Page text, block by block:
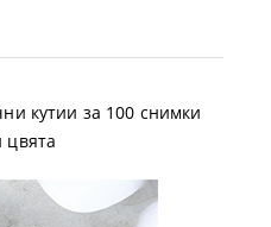
кутии за 100 снимки
цвята